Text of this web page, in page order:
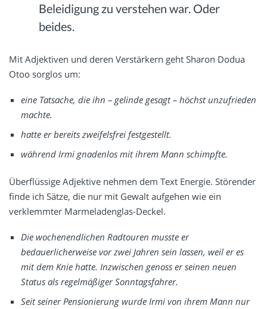
Beleidigung zu verstehen war. Oder
beides.
Mit Adjektiven und deren Verstärkern geht Sharon Dodua
Otoo sorglos um:
eine Tatsache, die ihn – gelinde gesagt – höchst unzufrieden
machte.
hatte er bereits zweifelsfrei festgestellt.
während Irmi gnadenlos mit ihrem Mann schimpfte.
Überflüssige Adjektive nehmen dem Text Energie. Störender
finde ich Sätze, die nur mit Gewalt aufgehen wie ein
verklemmter Marmeladenglas-Deckel.
Die wochenendlichen Radtouren musste er
bedauerlicherweise vor zwei Jahren sein lassen, weil er es
mit dem Knie hatte. Inzwischen genoss er seinen neuen
Status als regelmäßiger Sonntagsfahrer.
Seit seiner Pensionierung wurde Irmi von ihrem Mann nur